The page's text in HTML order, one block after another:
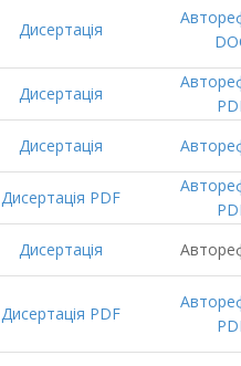
Дисертація
Дисертація
Дисертація
Дисертація PDF
Дисертація
Дисертація PDF